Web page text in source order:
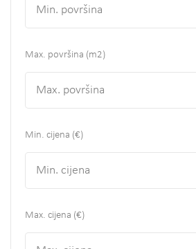
Max. površina (m2)
Min. cijena (€)
Max. cijena (€)